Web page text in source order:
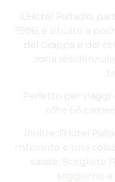
L’Hotel Palladio,
1996, è situato a
del Grappa e dal
zona
Perfetto per viaggi
offre 66
Inoltre, l’Hotel
ristorante e una
salate. Scegliete
soggiorno a